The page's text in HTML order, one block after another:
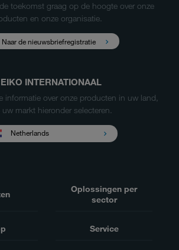
toekomst graag op de hoogte over onze
en onze organisatie.
Naar de nieuwsbriefregistratie
INTERNATIONAAL
informatie over onze producten in uw land,
markt hieronder selecteren.
Netherlands
Oplossingen per
sector
Service